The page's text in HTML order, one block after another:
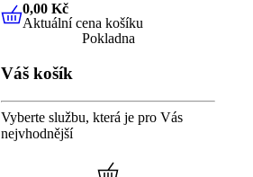
0,00 KčAktuální cena košíku
0,00 Kč
Aktuální cena košíku
Pokladna
Váš košík
Vyberte službu, která je pro Vás
nejvhodnější